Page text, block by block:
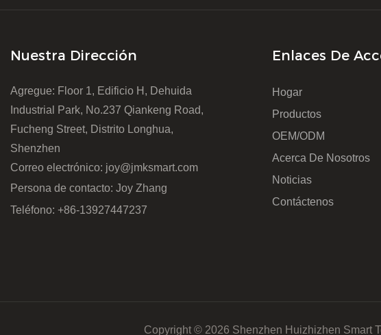
Nuestra Dirección
Agregue: Floor 1, Edificio H, Dehuida
Industrial Park, No.237 Qiankeng Road,
Fucheng Street, Distrito Longhua,
Shenzhen
Correo electrónico: joy@jmksmart.com
Persona de contacto: Joy Zhang
Teléfono: +86-13927447237
Enlaces De
Hogar
Productos
OEM/ODM
Acerca De Nosotros
Noticias
Contáctenos
Copyright © 2026 Shenzhen Huizhizhen Smart